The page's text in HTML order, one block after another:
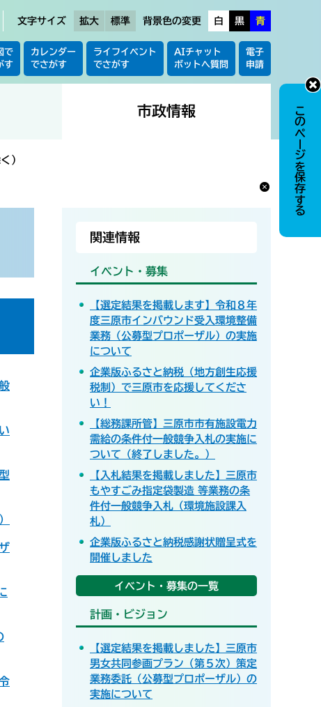
文字サイズ 拡大 標準 背景色の変更 白 黒 青
で
す
カレンダー
でさがす
ライフイベント
でさがす
AIチャット
ボットへ質問
電子
申請
市政情報
）
関連情報
イベント・募集
【選定結果を掲載します】令和８年
度三原市インバウンド受入環境整備
業務（公募型プロポーザル）の実施
について
企業版ふるさと納税（地方創生応援
税制）で三原市を応援してくださ
い！
【総務課所管】三原市市有施設電力
需給の条件付一般競争入札の実施に
ついて（終了しました。）
【入札結果を掲載しました】三原市
もやすごみ指定袋製造 等業務の条
件付一般競争入札（環境施設課入
札）
企業版ふるさと納税感謝状贈呈式を
開催しました
イベント・募集の一覧
計画・ビジョン
【選定結果を掲載しました】三原市
男女共同参画プラン（第５次）策定
業務委託（公募型プロポーザル）の
実施について
このページを保存する